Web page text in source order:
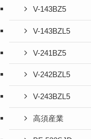
V-143BZ5
V-143BZL5
V-241BZ5
V-242BZL5
V-243BZL5
高須産業